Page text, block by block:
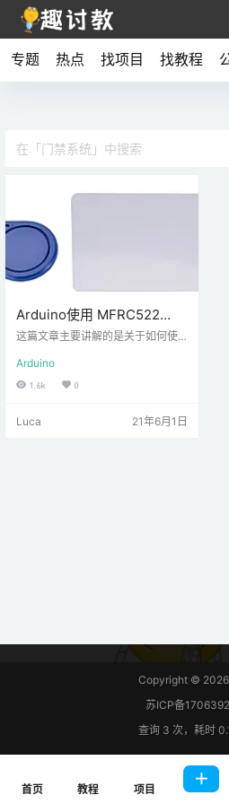
专题 热点 找项目 找教程
Arduino使用 MFRC522
RFID 阅读器进行安全访问
这篇文章主要讲解的是关于如何使
器的的简单示例。我将快速概述规
格并演示一个使用 Arduino 的项目
输数据。RFID 可用于识别人员、进
Arduino
1.6k 0
Luca 21年6月1日
Copyright © 2026
苏ICP备
查询 3 次，耗时
首页 教程 项目